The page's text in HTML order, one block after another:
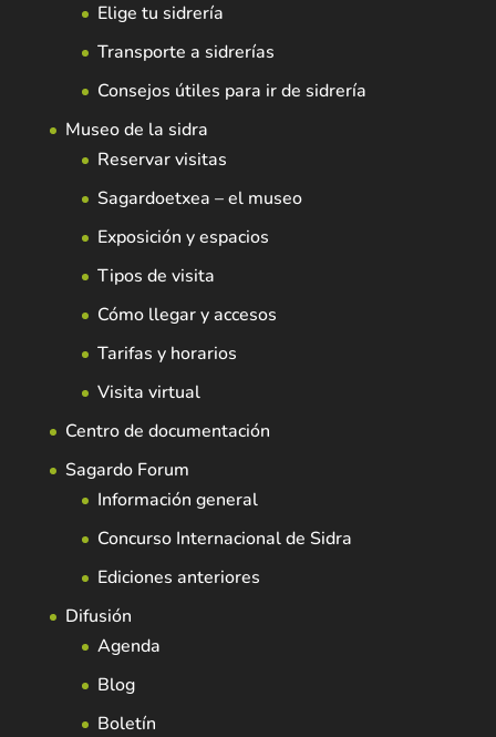
Elige tu sidrería
Transporte a sidrerías
Consejos útiles para ir de sidrería
Museo de la sidra
Reservar visitas
Sagardoetxea – el museo
Exposición y espacios
Tipos de visita
Cómo llegar y accesos
Tarifas y horarios
Visita virtual
Centro de documentación
Sagardo Forum
Información general
Concurso Internacional de Sidra
Ediciones anteriores
Difusión
Agenda
Blog
Boletín